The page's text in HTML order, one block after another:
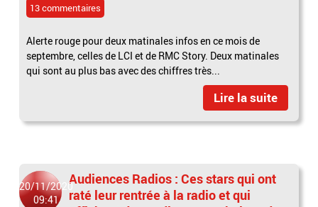
13 commentaires
Alerte rouge pour deux matinales infos en ce mois de
septembre, celles de LCI et de RMC Story. Deux matinales
qui sont au plus bas avec des chiffres très...
Lire la suite
20/11/2020
09:41
Audiences Radios : Ces stars qui ont
raté leur rentrée à la radio et qui